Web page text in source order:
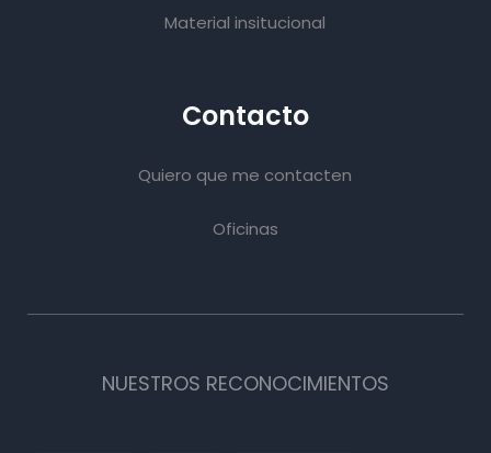
Material insitucional
Contacto
Quiero que me contacten
Oficinas
NUESTROS RECONOCIMIENTOS